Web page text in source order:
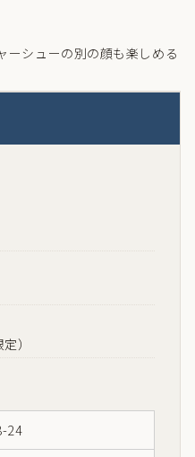
ーシューの別の顔も楽しめる
）
24